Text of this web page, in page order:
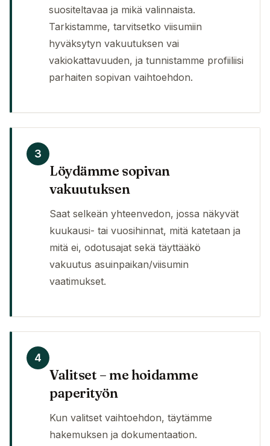
suositeltavaa ja mikä valinnaista.
Tarkistamme, tarvitsetko viisumiin
hyväksytyn vakuutuksen vai
vakiokattavuuden, ja tunnistamme profiiliisi
parhaiten sopivan vaihtoehdon.
3
Löydämme sopivan
vakuutuksen
Saat selkeän yhteenvedon, jossa näkyvät
kuukausi- tai vuosihinnat, mitä katetaan ja
mitä ei, odotusajat sekä täyttääkö
vakuutus asuinpaikan/viisumin
vaatimukset.
4
Valitset – me hoidamme
paperityön
Kun valitset vaihtoehdon, täytämme
hakemuksen ja dokumentaation.